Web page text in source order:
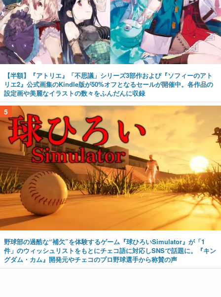
【半額】『アトリエ』「不思議」シリーズ3部作および『ソフィーのアト
リエ2』公式画集のKindle版が50%オフとなるセールが開催中。各作品の
設定画や美麗なイラストの数々をふんだんに収録
5
野球部の過酷な“補欠”を体験するゲーム『球ひろいSimulator』が「1
件」のウィッシュリストをもとにチェコ語に対応しSNSで話題に。『キン
グダム・カム』開発元やチェコのプロ野球選手から称賛の声